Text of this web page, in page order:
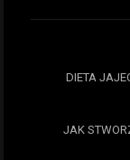
DIETA
JAK